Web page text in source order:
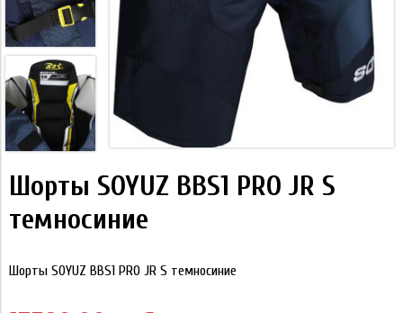
Шорты SOYUZ BBS1 PRO JR S
темносиние
Шорты SOYUZ BBS1 PRO JR S темносиние